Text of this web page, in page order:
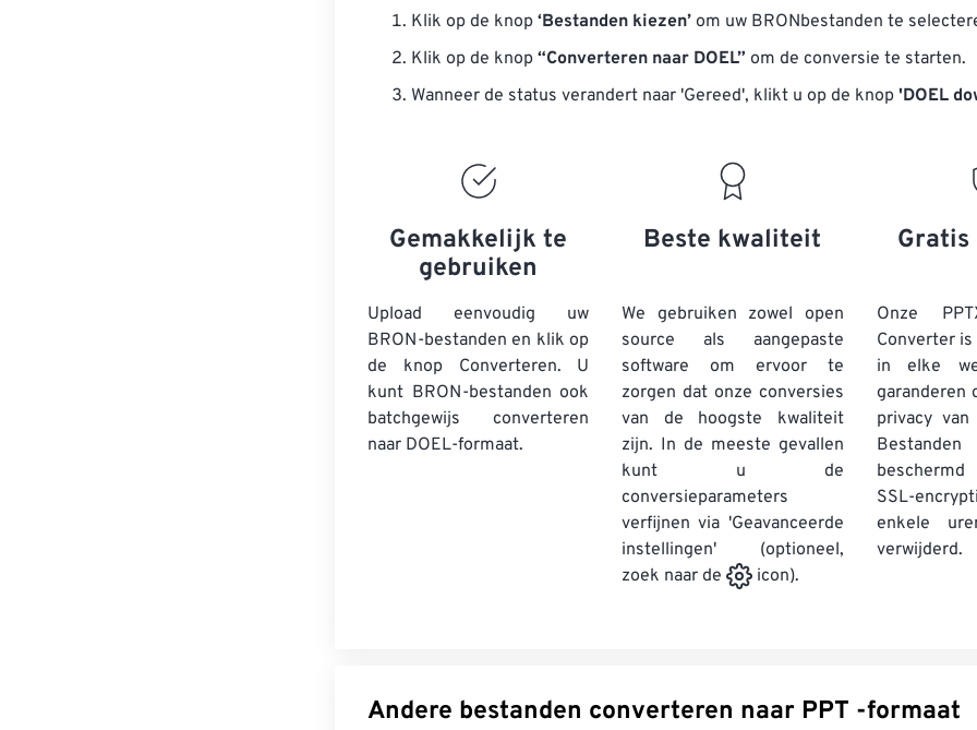
Klik op de knop ‘Bestanden kiezen’ om uw BRONbestanden te
Klik op de knop “Converteren naar DOEL” om de conversie te starten.
Wanneer de status verandert naar 'Gereed', klikt u op de knop 'DOEL
Gemakkelijk te
gebruiken
Upload eenvoudig uw
BRON-bestanden en klik op
de knop Converteren. U
kunt BRON-bestanden ook
batchgewijs converteren
naar DOEL-formaat.
Beste kwaliteit
We gebruiken zowel open
source als aangepaste
software om ervoor te
zorgen dat onze conversies
van de hoogste kwaliteit
zijn. In de meeste gevallen
kunt u de
conversieparameters
verfijnen via 'Geavanceerde
instellingen' (optioneel,
zoek naar de
icon).
Onze
Converter
in elke
garanderen
privacy
SSL-
enkele
verwijderd.
Andere bestanden converteren naar PPT -formaat